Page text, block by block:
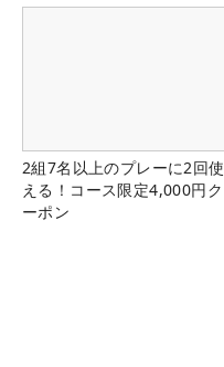
2組7名以上のプレーに2回使
える！コース限定4,000円ク
ーポン